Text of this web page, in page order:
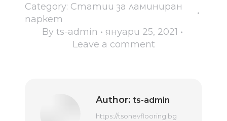
Category: Статии за ламиниран
паркет
By ts-admin
януари 25, 2021
Leave a comment
Author: ts-admin
https://tsonevflooring.bg